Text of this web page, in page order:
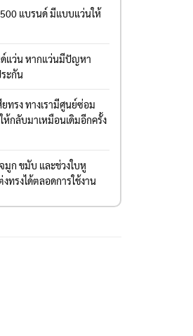
แบรนด์ มีแบบแว่นให้
ด์แว่น หากแว่นมีปัญหา
ะกัน
ทรง ทางเรามีศูนย์ซ่อม
กลับมาเหมือนเดิมอีกครั้ง
มูก ขมับ และช่วงใบหู
ทรงได้ตลอดการใช้งาน